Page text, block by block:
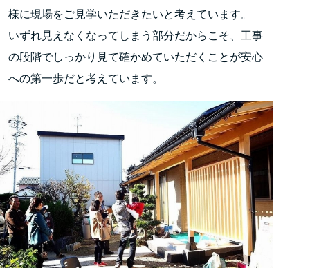
様に現場をご見学いただきたいと考えています。
いずれ見えなくなってしまう部分だからこそ、工事
の段階でしっかり見て確かめていただくことが安心
への第一歩だと考えています。